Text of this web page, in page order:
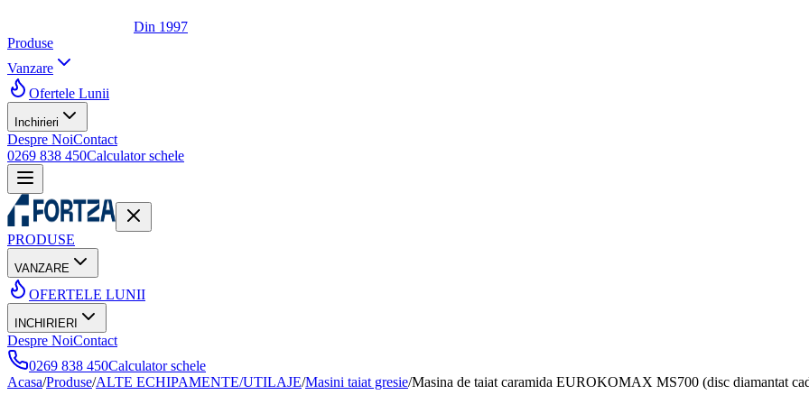
Din 1997
Produse
Vanzare
Ofertele Lunii
Inchirieri
Despre NoiContact
0269 838 450Calculator schele
PRODUSE
VANZARE
OFERTELE LUNII
INCHIRIERI
Despre NoiContact
0269 838 450Calculator schele
Acasa/Produse/ALTE ECHIPAMENTE/UTILAJE/Masini taiat gresie/Masina de taiat caramida EUROKOMAX MS700 (disc diamantat